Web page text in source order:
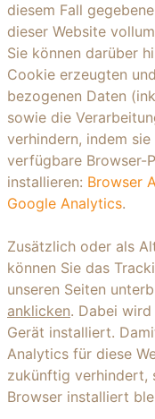
diesem Fall
dieser Website
Sie können darüber
Cookie erzeugten
bezogenen Daten
sowie die
verhindern, indem
verfügbare Browser-
installieren: Browser
Google Analytics.
Zusätzlich oder als
können Sie das
unseren Seiten
anklicken. Dabei
Gerät installiert.
Analytics für diese
zukünftig verhindert,
Browser installiert